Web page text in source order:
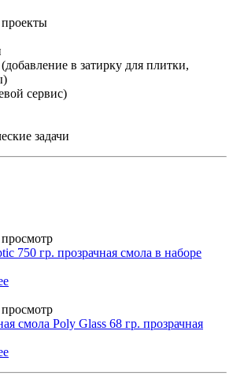
в затирку для плитки,
сервис)
задачи
750 гр. прозрачная смола в наборе
смола Poly Glass 68 гр. прозрачная